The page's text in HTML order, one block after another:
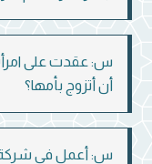
س: عقدت على
أن أتزوج بأمها؟
س: أعمل في شركة